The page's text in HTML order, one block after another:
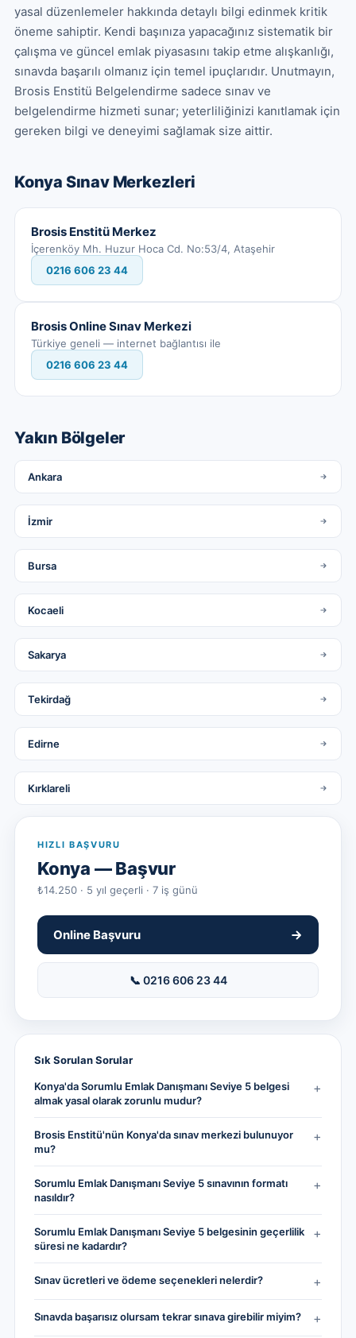
yasal düzenlemeler hakkında detaylı bilgi edinmek kritik
öneme sahiptir. Kendi başınıza yapacağınız sistematik bir
çalışma ve güncel emlak piyasasını takip etme alışkanlığı,
sınavda başarılı olmanız için temel ipuçlarıdır. Unutmayın,
Brosis Enstitü Belgelendirme sadece sınav ve
belgelendirme hizmeti sunar; yeterliliğinizi kanıtlamak için
gereken bilgi ve deneyimi sağlamak size aittir.
Konya Sınav Merkezleri
Brosis Enstitü Merkez
İçerenköy Mh. Huzur Hoca Cd. No:53/4, Ataşehir
0216 606 23 44
Brosis Online Sınav Merkezi
Türkiye geneli — internet bağlantısı ile
0216 606 23 44
Yakın Bölgeler
Ankara
İzmir
Bursa
Kocaeli
Sakarya
Tekirdağ
Edirne
Kırklareli
HIZLI BAŞVURU
Konya — Başvur
₺14.250 · 5 yıl geçerli · 7 iş günü
Online Başvuru
📞 0216 606 23 44
Sık Sorulan Sorular
Konya'da Sorumlu Emlak Danışmanı Seviye 5 belgesi
almak yasal olarak zorunlu mudur?
+
Brosis Enstitü'nün Konya'da sınav merkezi bulunuyor
mu?
+
Sorumlu Emlak Danışmanı Seviye 5 sınavının formatı
nasıldır?
+
Sorumlu Emlak Danışmanı Seviye 5 belgesinin geçerlilik
süresi ne kadardır?
+
Sınav ücretleri ve ödeme seçenekleri nelerdir? +
Sınavda başarısız olursam tekrar sınava girebilir miyim? +